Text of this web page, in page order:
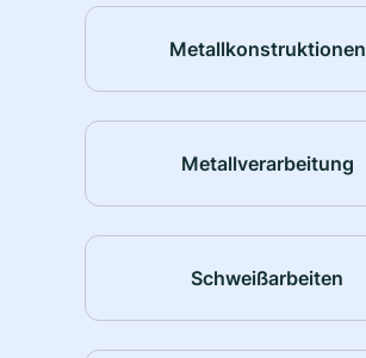
Metallkonstruktionen
Metallverarbeitung
Schweißarbeiten